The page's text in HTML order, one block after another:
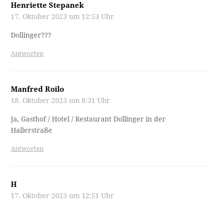
Henriette Stepanek
17. Oktober 2023 um 12:53 Uhr
Dollinger???
Antworten
Manfred Roilo
18. Oktober 2023 um 8:31 Uhr
Ja, Gasthof / Hotel / Restaurant Dollinger in der
Hallerstraße
Antworten
H
17. Oktober 2023 um 12:51 Uhr